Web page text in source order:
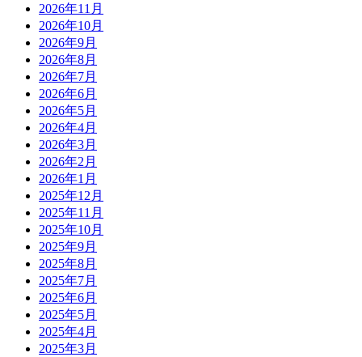
2026年11月
2026年10月
2026年9月
2026年8月
2026年7月
2026年6月
2026年5月
2026年4月
2026年3月
2026年2月
2026年1月
2025年12月
2025年11月
2025年10月
2025年9月
2025年8月
2025年7月
2025年6月
2025年5月
2025年4月
2025年3月